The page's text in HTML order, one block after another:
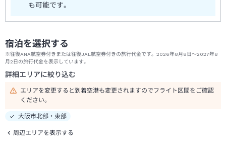
も可能です。
宿泊を選択する
※往復ANA航空券付きまたは往復JAL航空券付きの旅行代金です。2026年8月8日～2027年8
月2日の旅行代金を表示しています。
詳細エリアに絞り込む
エリアを変更すると到着空港も変更されますのでフライト区間をご確認
ください。
大阪市北部・東部
周辺エリアを表示する